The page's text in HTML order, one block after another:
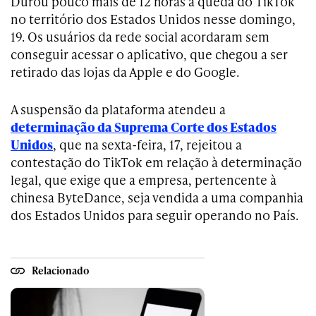
no território dos Estados Unidos nesse domingo,
19. Os usuários da rede social acordaram sem
conseguir acessar o aplicativo, que chegou a ser
retirado das lojas da Apple e do Google.
A suspensão da plataforma atendeu a
determinação da Suprema Corte dos Estados
Unidos, que na sexta-feira, 17, rejeitou a
contestação do TikTok em relação à determinação
legal, que exige que a empresa, pertencente à
chinesa ByteDance, seja vendida a uma companhia
dos Estados Unidos para seguir operando no País.
Relacionado